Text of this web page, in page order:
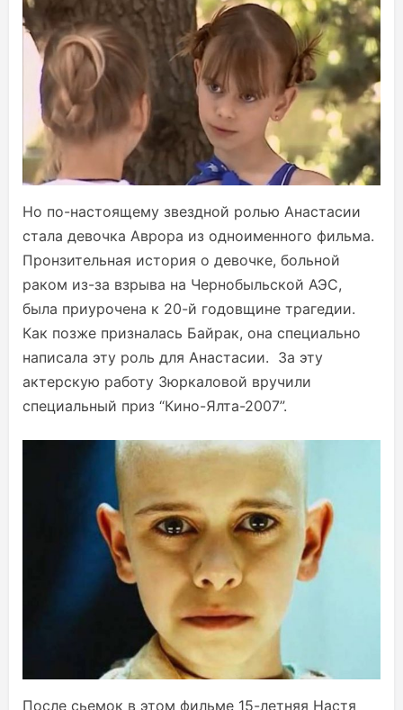
Но по-настоящему звездной ролью Анастасии
стала девочка Аврора из одноименного фильма.
Пронзительная история о девочке, больной
раком из-за взрыва на Чернобыльской АЭС,
была приурочена к 20-й годовщине трагедии.
Как позже призналась Байрак, она специально
написала эту роль для Анастасии. За эту
актерскую работу Зюркаловой вручили
специальный приз “Кино-Ялта-2007”.
После сьемок в этом фильме 15-летняя Настя